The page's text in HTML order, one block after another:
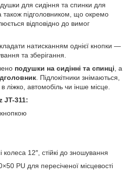
для сидіння та спинки для
підголовником, що окремо
відповідно до вимог
натисканням однієї кнопки —
та зберігання.
подушки на сидінні та спинці , а
. Підлокітники знімаються,
автомобіль чи інше місце.
JT-311:
колеса 12″, стійкі до зношування
PU для пересіченої місцевості